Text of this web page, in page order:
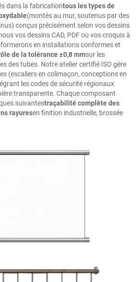
dans la fabricationtous les types de
(montés au mur, soutenus par des
conçus précisément selon vos dessins
vos dessins CAD, PDF ou vos croquis à
en installations conformes et
de la tolérance ±0,8 mmsur les
des tubes. Notre atelier certifié ISO gère
(escaliers en colimaçon, conceptions en
les codes de sécurité régionaux
transparente. Chaque composant
suivantestraçabilité complète des
rayuresen finition industrielle, brossée